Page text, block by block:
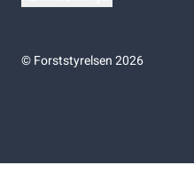
©Forststyrelsen 2026